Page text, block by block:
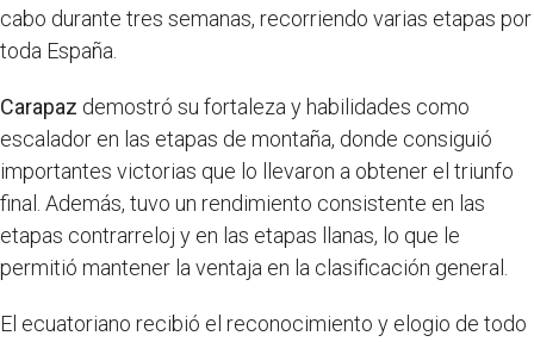
cabo durante tres semanas, recorriendo varias etapas por
toda España.
Carapaz demostró su fortaleza y habilidades como
escalador en las etapas de montaña, donde consiguió
importantes victorias que lo llevaron a obtener el triunfo
final. Además, tuvo un rendimiento consistente en las
etapas contrarreloj y en las etapas llanas, lo que le
permitió mantener la ventaja en la clasificación general.
El ecuatoriano recibió el reconocimiento y elogio de todo